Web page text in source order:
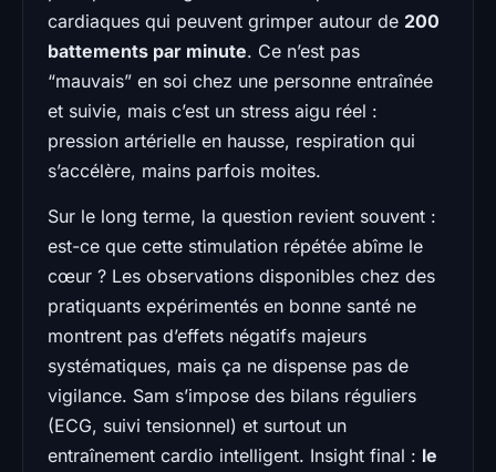
cardiaques qui peuvent grimper autour de 200
battements par minute. Ce n’est pas
“mauvais” en soi chez une personne entraînée
et suivie, mais c’est un stress aigu réel :
pression artérielle en hausse, respiration qui
s’accélère, mains parfois moites.
Sur le long terme, la question revient souvent :
est-ce que cette stimulation répétée abîme le
cœur ? Les observations disponibles chez des
pratiquants expérimentés en bonne santé ne
montrent pas d’effets négatifs majeurs
systématiques, mais ça ne dispense pas de
vigilance. Sam s’impose des bilans réguliers
(ECG, suivi tensionnel) et surtout un
entraînement cardio intelligent. Insight final : le